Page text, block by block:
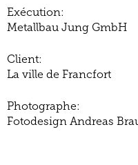
Exécution:
Metallbau Jung GmbH
Client:
La ville de Francfort
Photographe:
Fotodesign Andreas